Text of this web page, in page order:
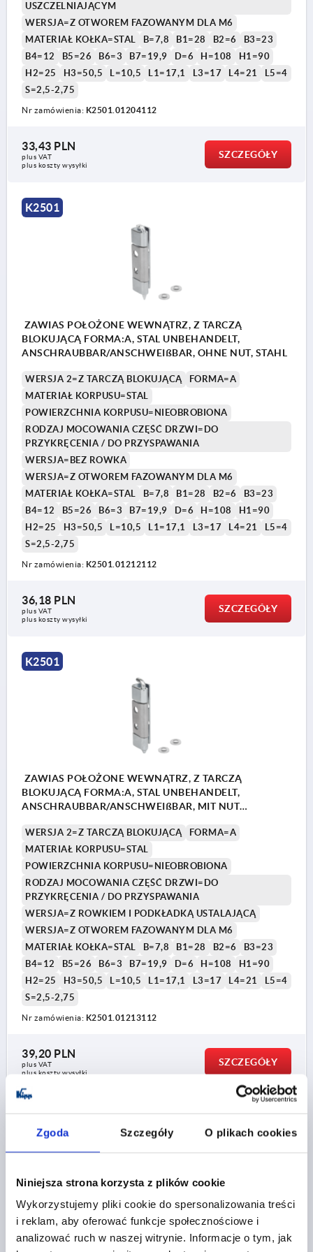
Zgoda Szczegóły O plikach cookies
Niniejsza strona korzysta z plików cookie
Wykorzystujemy pliki cookie do spersonalizowania treści
i reklam, aby oferować funkcje społecznościowe i
analizować ruch w naszej witrynie. Informacje o tym, jak
USZCZELNIAJĄCYM
WERSJA=Z OTWOREM FAZOWANYM DLA M6
MATERIAŁ KOŁKA=STAL
B=7,8 B1=28 B2=6
B3=23
B4=12
B5=26 B6=3 B7=19,9 D=6 H=108
H1=90
H2=25
H3=50,5 L=10,5 L1=17,1 L3=17 L4=21
L5=4
S=2,5-2,75
Nr zamówienia: K2501.01204112
33,43 PLN
plus VAT
plus koszty wysyłki
SZCZEGÓŁY
K2501
ZAWIAS POŁOŻONE WEWNĄTRZ, Z TARCZĄ
BLOKUJĄCĄ FORMA:A, STAL UNBEHANDELT,
ANSCHRAUBBAR/ANSCHWEIßBAR, OHNE NUT, STAHL
WERSJA 2=Z TARCZĄ BLOKUJĄCĄ
FORMA=A
MATERIAŁ KORPUSU=STAL
POWIERZCHNIA KORPUSU=NIEOBROBIONA
RODZAJ MOCOWANIA CZĘŚĆ DRZWI=DO
PRZYKRĘCENIA / DO PRZYSPAWANIA
WERSJA=BEZ ROWKA
WERSJA=Z OTWOREM FAZOWANYM DLA M6
MATERIAŁ KOŁKA=STAL
B=7,8 B1=28 B2=6
B3=23
B4=12
B5=26 B6=3 B7=19,9 D=6 H=108
H1=90
H2=25
H3=50,5 L=10,5 L1=17,1 L3=17 L4=21
L5=4
S=2,5-2,75
Nr zamówienia: K2501.01212112
36,18 PLN
plus VAT
plus koszty wysyłki
SZCZEGÓŁY
K2501
ZAWIAS POŁOŻONE WEWNĄTRZ, Z TARCZĄ
BLOKUJĄCĄ FORMA:A, STAL UNBEHANDELT,
ANSCHRAUBBAR/ANSCHWEIßBAR, MIT NUT
WERSJA 2=Z TARCZĄ BLOKUJĄCĄ
FORMA=A
MATERIAŁ KORPUSU=STAL
POWIERZCHNIA KORPUSU=NIEOBROBIONA
RODZAJ MOCOWANIA CZĘŚĆ DRZWI=DO
PRZYKRĘCENIA / DO PRZYSPAWANIA
WERSJA=Z ROWKIEM I PODKŁADKĄ USTALAJĄCĄ
WERSJA=Z OTWOREM FAZOWANYM DLA M6
MATERIAŁ KOŁKA=STAL
B=7,8 B1=28 B2=6
B3=23
B4=12
B5=26 B6=3 B7=19,9 D=6 H=108
H1=90
H2=25
H3=50,5 L=10,5 L1=17,1 L3=17 L4=21
L5=4
S=2,5-2,75
Nr zamówienia: K2501.01213112
39,20 PLN
plus VAT
plus koszty wysyłki
SZCZEGÓŁY
ZAWIAS POŁOŻONE WEWNĄTRZ, Z TARCZĄ
BLOKUJĄCĄ FORMA:A, STAL UNBEHANDELT,